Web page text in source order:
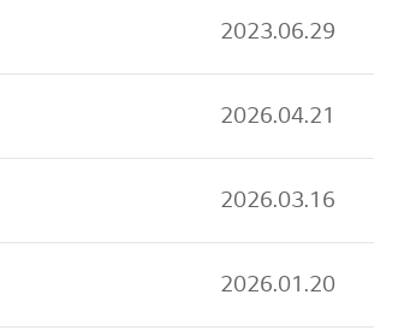
2023.06.29
2026.04.21
2026.03.16
2026.01.20